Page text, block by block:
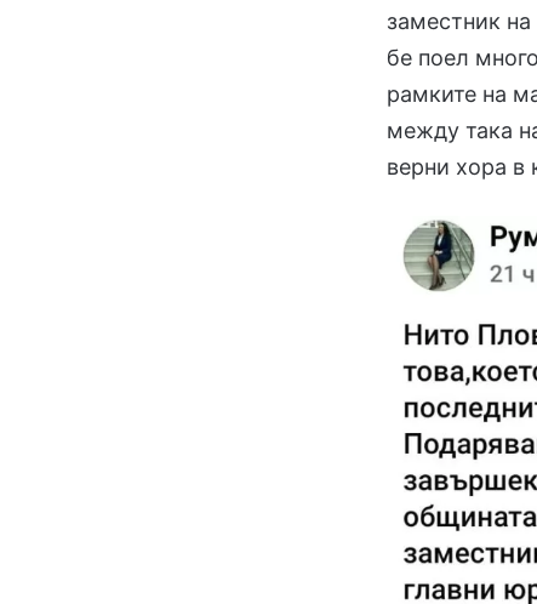
заместник
бе поел
рамките на
между така
верни хора в